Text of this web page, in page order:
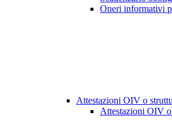
Oneri informativi
Attestazioni OIV o
Attestazioni OIV o